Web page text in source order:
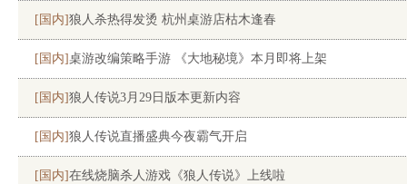
[国内]狼人杀热得发烫 杭州桌游店枯木逢春
[国内]桌游改编策略手游 《大地秘境》本月即将上架
[国内]狼人传说3月29日版本更新内容
[国内]狼人传说直播盛典今夜霸气开启
[国内]在线烧脑杀人游戏《狼人传说》上线啦